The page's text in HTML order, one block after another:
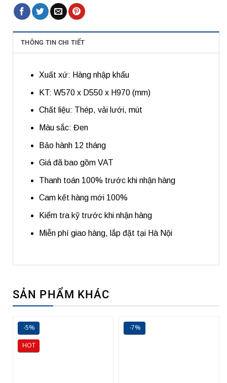
THÔNG TIN CHI TIẾT
Xuất xứ: Hàng nhập khẩu
KT: W570 x D550 x H970 (mm)
Chất liệu: Thép, vải lưới, mút
Màu sắc: Đen
Bảo hành 12 tháng
Giá đã bao gồm VAT
Thanh toán 100% trước khi nhận hàng
Cam kết hàng mới 100%
Kiểm tra kỹ trước khi nhận hàng
Miễn phí giao hàng, lắp đặt tại Hà Nội
SẢN PHẨM KHÁC
-5%
HOT
-7%